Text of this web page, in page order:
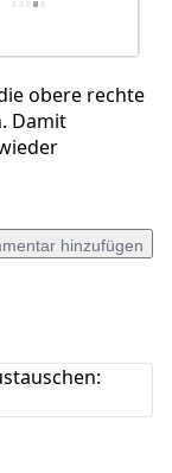
obere rechte
Damit
hinzufügen